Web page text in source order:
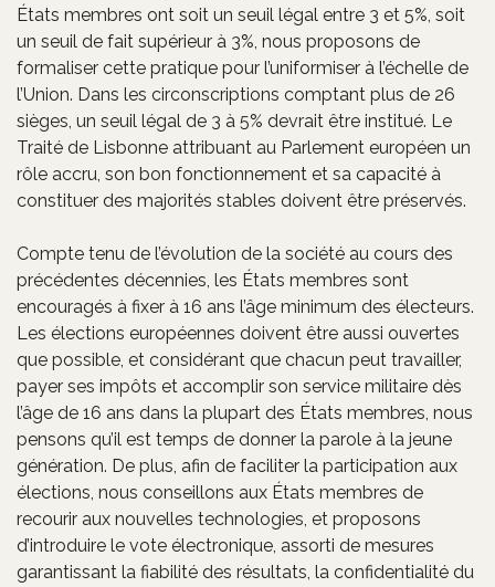
États membres ont soit un seuil légal entre 3 et 5%, soit
un seuil de fait supérieur à 3%, nous proposons de
formaliser cette pratique pour l’uniformiser à l’échelle de
l’Union. Dans les circonscriptions comptant plus de 26
sièges, un seuil légal de 3 à 5% devrait être institué. Le
Traité de Lisbonne attribuant au Parlement européen un
rôle accru, son bon fonctionnement et sa capacité à
constituer des majorités stables doivent être préservés.
Compte tenu de l’évolution de la société au cours des
précédentes décennies, les États membres sont
encouragés à fixer à 16 ans l’âge minimum des électeurs.
Les élections européennes doivent être aussi ouvertes
que possible, et considérant que chacun peut travailler,
payer ses impôts et accomplir son service militaire dès
l’âge de 16 ans dans la plupart des États membres, nous
pensons qu’il est temps de donner la parole à la jeune
génération. De plus, afin de faciliter la participation aux
élections, nous conseillons aux États membres de
recourir aux nouvelles technologies, et proposons
d’introduire le vote électronique, assorti de mesures
garantissant la fiabilité des résultats, la confidentialité du